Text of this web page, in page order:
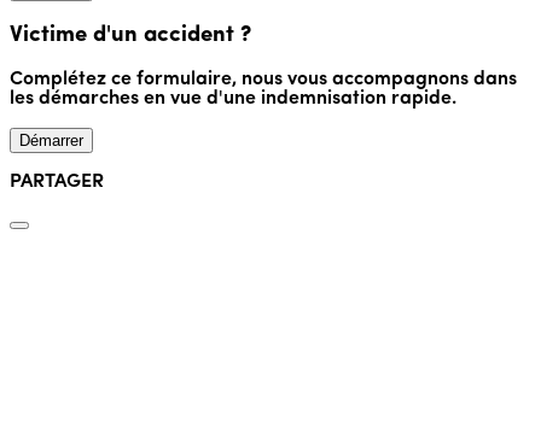
Victime d'un accident ?
Complétez ce formulaire, nous vous accompagnons dans
les démarches en vue d'une indemnisation rapide.
Démarrer
PARTAGER